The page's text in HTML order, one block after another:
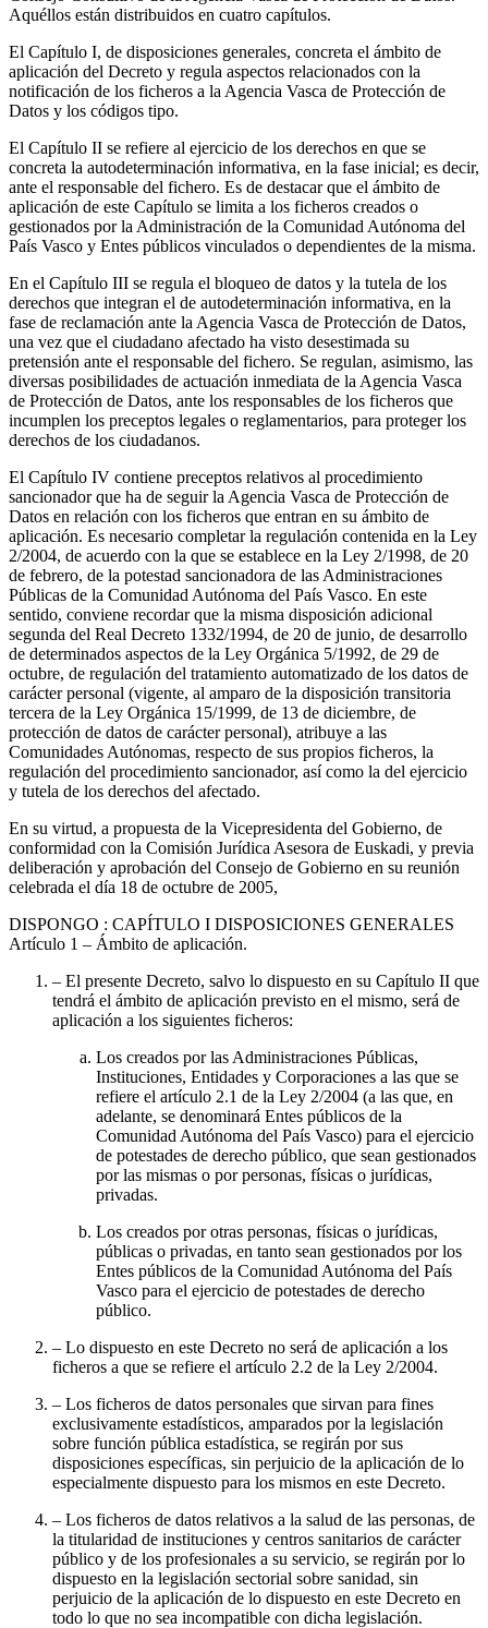
Aquéllos están distribuidos en cuatro capítulos.
El Capítulo I, de disposiciones generales, concreta el ámbito de
aplicación del Decreto y regula aspectos relacionados con la
notificación de los ficheros a la Agencia Vasca de Protección de
Datos y los códigos tipo.
El Capítulo II se refiere al ejercicio de los derechos en que se
concreta la autodeterminación informativa, en la fase inicial; es decir,
ante el responsable del fichero. Es de destacar que el ámbito de
aplicación de este Capítulo se limita a los ficheros creados o
gestionados por la Administración de la Comunidad Autónoma del
País Vasco y Entes públicos vinculados o dependientes de la misma.
En el Capítulo III se regula el bloqueo de datos y la tutela de los
derechos que integran el de autodeterminación informativa, en la
fase de reclamación ante la Agencia Vasca de Protección de Datos,
una vez que el ciudadano afectado ha visto desestimada su
pretensión ante el responsable del fichero. Se regulan, asimismo, las
diversas posibilidades de actuación inmediata de la Agencia Vasca
de Protección de Datos, ante los responsables de los ficheros que
incumplen los preceptos legales o reglamentarios, para proteger los
derechos de los ciudadanos.
El Capítulo IV contiene preceptos relativos al procedimiento
sancionador que ha de seguir la Agencia Vasca de Protección de
Datos en relación con los ficheros que entran en su ámbito de
aplicación. Es necesario completar la regulación contenida en la Ley
2/2004, de acuerdo con la que se establece en la Ley 2/1998, de 20
de febrero, de la potestad sancionadora de las Administraciones
Públicas de la Comunidad Autónoma del País Vasco. En este
sentido, conviene recordar que la misma disposición adicional
segunda del Real Decreto 1332/1994, de 20 de junio, de desarrollo
de determinados aspectos de la Ley Orgánica 5/1992, de 29 de
octubre, de regulación del tratamiento automatizado de los datos de
carácter personal (vigente, al amparo de la disposición transitoria
tercera de la Ley Orgánica 15/1999, de 13 de diciembre, de
protección de datos de carácter personal), atribuye a las
Comunidades Autónomas, respecto de sus propios ficheros, la
regulación del procedimiento sancionador, así como la del ejercicio
y tutela de los derechos del afectado.
En su virtud, a propuesta de la Vicepresidenta del Gobierno, de
conformidad con la Comisión Jurídica Asesora de Euskadi, y previa
deliberación y aprobación del Consejo de Gobierno en su reunión
celebrada el día 18 de octubre de 2005,
DISPONGO : CAPÍTULO I DISPOSICIONES GENERALES
Artículo 1 – Ámbito de aplicación.
– El presente Decreto, salvo lo dispuesto en su Capítulo II que
tendrá el ámbito de aplicación previsto en el mismo, será de
aplicación a los siguientes ficheros:
Los creados por las Administraciones Públicas,
Instituciones, Entidades y Corporaciones a las que se
refiere el artículo 2.1 de la Ley 2/2004 (a las que, en
adelante, se denominará Entes públicos de la
Comunidad Autónoma del País Vasco) para el ejercicio
de potestades de derecho público, que sean gestionados
por las mismas o por personas, físicas o jurídicas,
privadas.
Los creados por otras personas, físicas o jurídicas,
públicas o privadas, en tanto sean gestionados por los
Entes públicos de la Comunidad Autónoma del País
Vasco para el ejercicio de potestades de derecho
público.
– Lo dispuesto en este Decreto no será de aplicación a los
ficheros a que se refiere el artículo 2.2 de la Ley 2/2004.
– Los ficheros de datos personales que sirvan para fines
exclusivamente estadísticos, amparados por la legislación
sobre función pública estadística, se regirán por sus
disposiciones específicas, sin perjuicio de la aplicación de lo
especialmente dispuesto para los mismos en este Decreto.
– Los ficheros de datos relativos a la salud de las personas, de
la titularidad de instituciones y centros sanitarios de carácter
público y de los profesionales a su servicio, se regirán por lo
dispuesto en la legislación sectorial sobre sanidad, sin
perjuicio de la aplicación de lo dispuesto en este Decreto en
todo lo que no sea incompatible con dicha legislación.